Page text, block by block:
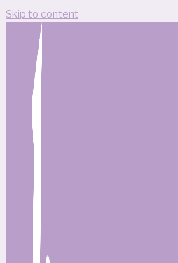
Skip to content